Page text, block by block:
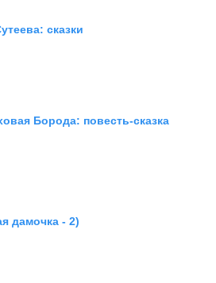
сказки
Борода: повесть-сказка
дамочка - 2)